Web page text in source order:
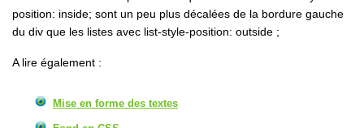
position: inside; sont un peu plus décalées de la bordure gauche
du div que les listes avec list-style-position: outside ;
A lire également :
Mise en forme des textes